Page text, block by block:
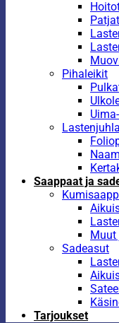
Pihaleikit
Saappaat ja
Muut
Sadeasut
Tarjoukset